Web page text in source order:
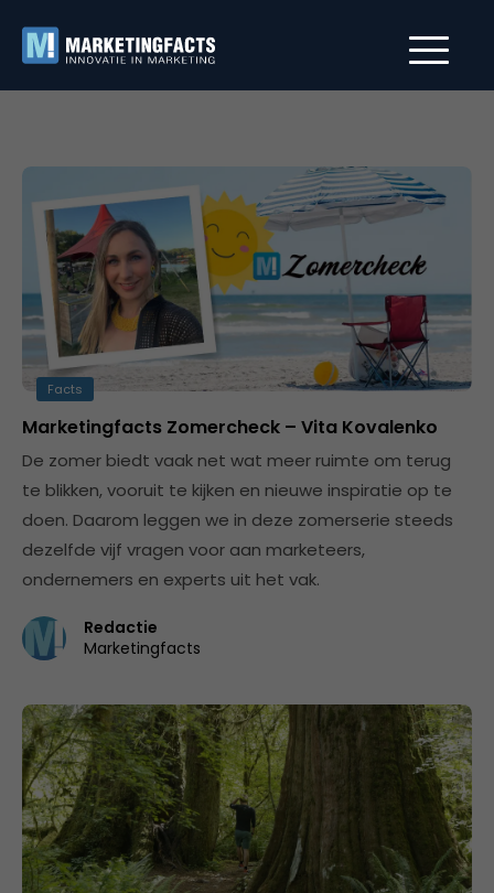
Facts
Marketingfacts Zomercheck – Vita Kovalenko
De zomer biedt vaak net wat meer ruimte om terug
te blikken, vooruit te kijken en nieuwe inspiratie op te
doen. Daarom leggen we in deze zomerserie steeds
dezelfde vijf vragen voor aan marketeers,
ondernemers en experts uit het vak.
Redactie
Marketingfacts